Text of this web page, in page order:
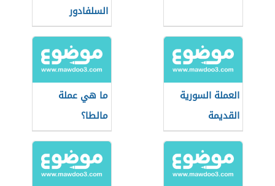
السلفادور
العملة السورية
القديمة
ما هي عملة
مالطا؟